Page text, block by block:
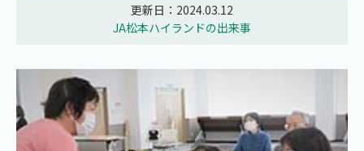
更新日：2024.03.12
JA松本ハイランドの出来事